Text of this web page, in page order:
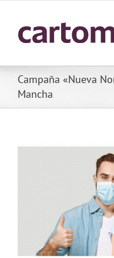
content
Campaña «Nueva
Mancha
View